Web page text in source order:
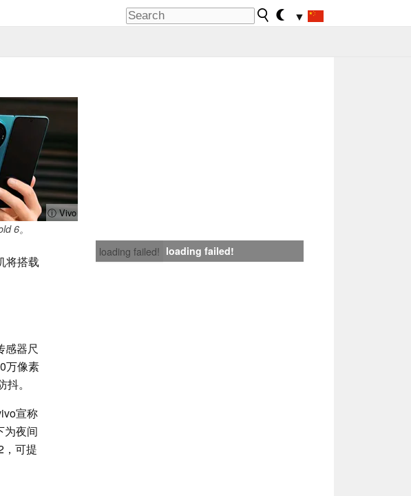
▼
ⓘ Vivo
6。
loading failed! loading failed!
将搭载
感器尺
万像素
。
宣称
为夜间
，可提